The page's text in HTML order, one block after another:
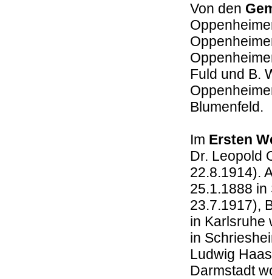
Von den
Fuld und B.
Blumenfeld.
Im Ersten
Dr. Leopold
22.8.1914).
25.1.1888
23.7.1917),
in Karlsruhe
in
Ludwig
Darmstadt